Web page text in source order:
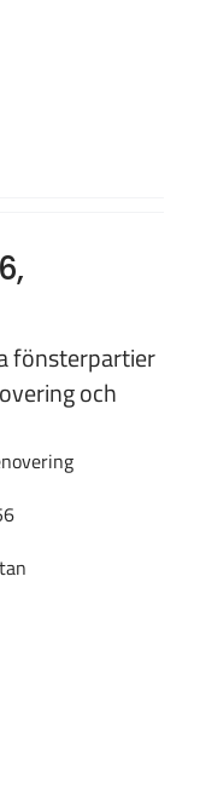
fönsterpartier
och